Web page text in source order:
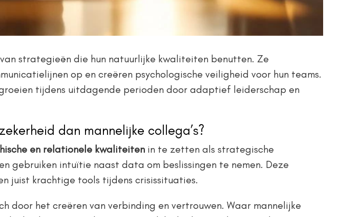
strategieën die hun natuurlijke kwaliteiten benutten. Ze
op en creëren psychologische veiligheid voor hun teams.
tijdens uitdagende perioden door adaptief leiderschap en
dan mannelijke collega’s?
en relationele kwaliteiten in te zetten als strategische
gebruiken intuïtie naast data om beslissingen te nemen. Deze
juist krachtige tools tijdens crisissituaties.
door het creëren van verbinding en vertrouwen. Waar mannelijke